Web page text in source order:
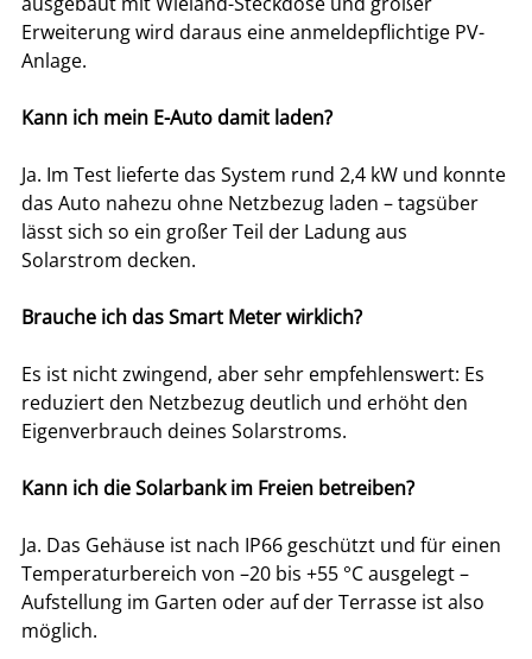
Erweiterung wird daraus eine anmeldepflichtige PV-
Anlage.
Kann ich mein E-Auto damit laden?
Ja. Im Test lieferte das System rund 2,4 kW und konnte
das Auto nahezu ohne Netzbezug laden – tagsüber
lässt sich so ein großer Teil der Ladung aus
Solarstrom decken.
Brauche ich das Smart Meter wirklich?
Es ist nicht zwingend, aber sehr empfehlenswert: Es
reduziert den Netzbezug deutlich und erhöht den
Eigenverbrauch deines Solarstroms.
Kann ich die Solarbank im Freien betreiben?
Ja. Das Gehäuse ist nach IP66 geschützt und für einen
Temperaturbereich von –20 bis +55 °C ausgelegt –
Aufstellung im Garten oder auf der Terrasse ist also
möglich.